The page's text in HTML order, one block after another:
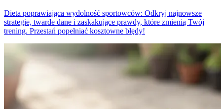
Dieta poprawiająca wydolność sportowców: Odkryj najnowsze
strategie, twarde dane i zaskakujące prawdy, które zmienią Twój
trening. Przestań popełniać kosztowne błędy!